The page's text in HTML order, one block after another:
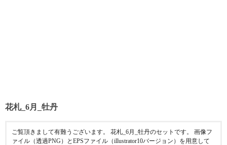
花札_6月_牡丹
ご覧頂きまして有難うございます。 花札_6月_牡丹のセットです。 画像フ
ァイル（透過PNG）とEPSファイル（illustrator10バージョン）を用意して